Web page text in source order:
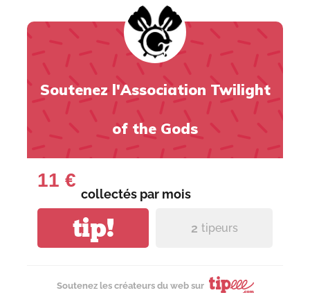
Soutenez l'Association Twilight
of the Gods
11 €
collectés par mois
tip! 2 tipeurs
Soutenez les créateurs du web sur